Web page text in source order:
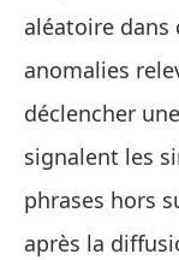
aléatoire dans
anomalies
déclencher
signalent les
phrases hors
après la